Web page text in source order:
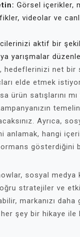
Görsel içerikler,
videolar ve
aktif bir
yarışmalar
hedeflerinizi net bir
elde etmek
ürün satışlarını
Ayrıca,
anlamak, hangi
gösterdiğini
sosyal medya
stratejiler ve
markanızı daha
şey bir hikaye